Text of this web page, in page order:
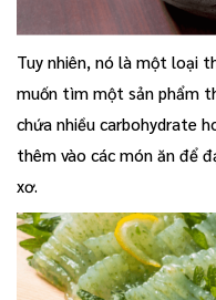
Tuy nhiên, nó là một loại
muốn tìm một sản phẩm
chứa nhiều carbohydrate
thêm vào các món ăn để
xơ.